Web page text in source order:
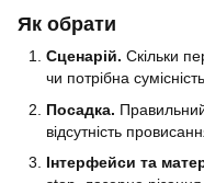
Як обрати
Сценарій. Скільки
чи потрібна
Посадка.
відсутність
Інтерфейси та